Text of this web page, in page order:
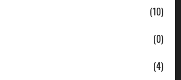
(10)
(0)
(4)